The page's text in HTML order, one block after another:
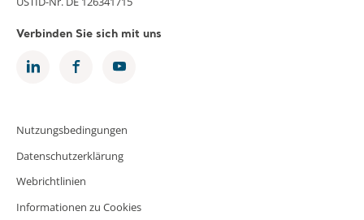
Verbinden Sie sich mit uns
Nutzungsbedingungen
Datenschutzerklärung
Webrichtlinien
Informationen zu Cookies